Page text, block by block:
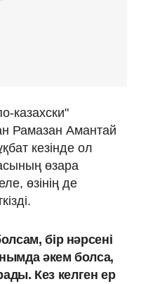
казахски"
Рамазан Амантай
кезінде ол
өзара
өзінің де
бір нәрсені
әкем болса,
Кез келген ер